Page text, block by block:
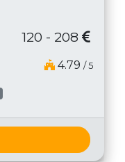
120 - 208
4.79 / 5